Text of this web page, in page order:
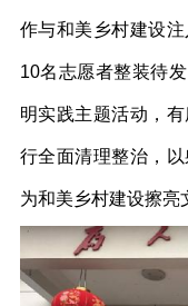
作与和美乡村建设
10名志愿者整装待
明实践主题活动，
行全面清理整治，
为和美乡村建设擦亮